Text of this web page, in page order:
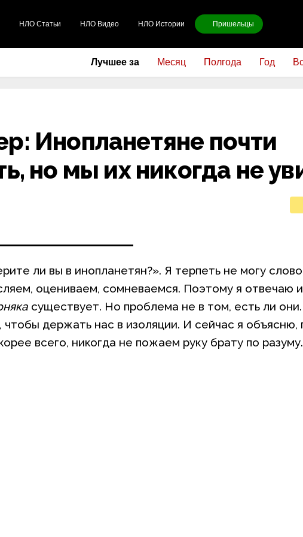
НЛО Статьи НЛО Видео НЛО Истории Пришельцы
Лучшее за Месяц Полгода Год
Инопланетяне почти
но мы их никогда не
ли вы в инопланетян?». Я терпеть не могу
оцениваем, сомневаемся. Поэтому я отвечаю
существует. Но проблема не в том, есть ли
чтобы держать нас в изоляции. И сейчас я
всего, никогда не пожаем руку брату по разуму.